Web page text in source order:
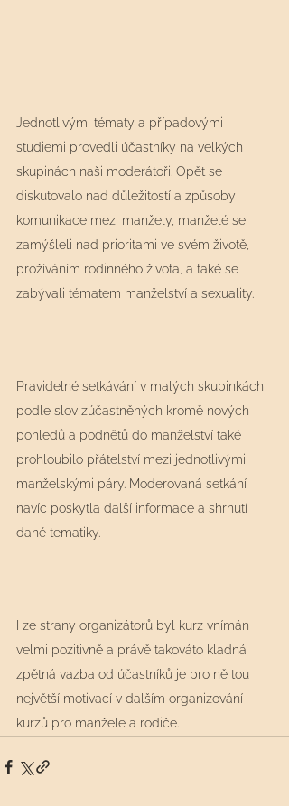
Jednotlivými tématy a případovými
studiemi provedli účastníky na velkých
skupinách naši moderátoři. Opět se
diskutovalo nad důležitostí a způsoby
komunikace mezi manžely, manželé se
zamýšleli nad prioritami ve svém životě,
prožíváním rodinného života, a také se
zabývali tématem manželství a sexuality.
Pravidelné setkávání v malých skupinkách
podle slov zúčastněných kromě nových
pohledů a podnětů do manželství také
prohloubilo přátelství mezi jednotlivými
manželskými páry. Moderovaná setkání
navíc poskytla další informace a shrnutí
dané tematiky.
I ze strany organizátorů byl kurz vnímán
velmi pozitivně a právě takováto kladná
zpětná vazba od účastníků je pro ně tou
největší motivací v dalším organizování
kurzů pro manžele a rodiče.